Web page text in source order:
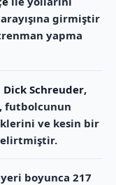
girmiştir
yapma
Dick Schreuder,
futbolcunun
ve kesin bir
boyunca 217